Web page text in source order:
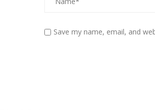
Save my name, email, and